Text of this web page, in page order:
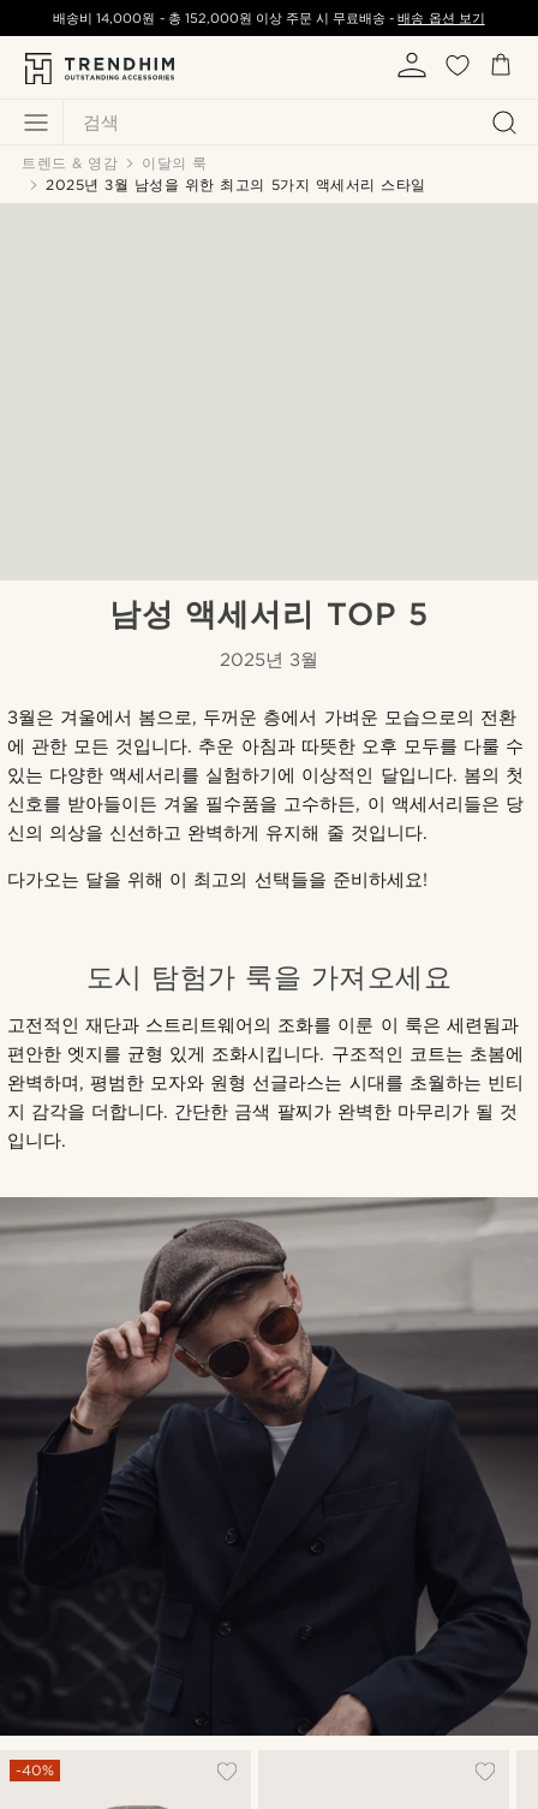
검색
배송비14,000원 - 총 152,000원 이상 주문 시 무료배송 -배송 옵션 보기
트렌드 & 영감
이달의 룩
2025년 3월 남성을 위한 최고의 5가지 액세서리 스타일
남성 액세서리 TOP 5
2025년 3월
3월은 겨울에서 봄으로, 두꺼운 층에서 가벼운 모습으로의 전환
에 관한 모든 것입니다. 추운 아침과 따뜻한 오후 모두를 다룰 수
있는 다양한 액세서리를 실험하기에 이상적인 달입니다. 봄의 첫
신호를 받아들이든 겨울 필수품을 고수하든, 이 액세서리들은 당
신의 의상을 신선하고 완벽하게 유지해 줄 것입니다.
다가오는 달을 위해 이 최고의 선택들을 준비하세요!
도시 탐험가 룩을 가져오세요
고전적인 재단과 스트리트웨어의 조화를 이룬 이 룩은 세련됨과
편안한 엣지를 균형 있게 조화시킵니다. 구조적인 코트는 초봄에
완벽하며, 평범한 모자와 원형 선글라스는 시대를 초월하는 빈티
지 감각을 더합니다. 간단한 금색 팔찌가 완벽한 마무리가 될 것
입니다.
-40%